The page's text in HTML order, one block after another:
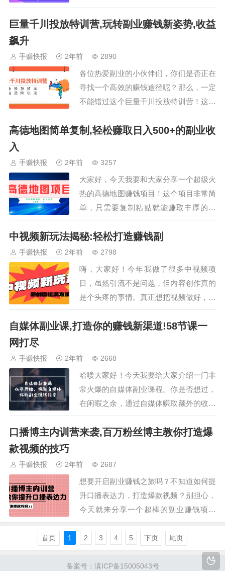
节，从策划、推广到成交，让你成为真正
的操盘手！课程共分为11节，每一节都涵
准定位目标用户、如何设计吸引人的直播
些内容对于想…
巨量千川投放特训营,玩转副业赚钱新姿势,收益
飙升
手赚快报 2年前 2890
各位热爱副业的小伙伴们，你们是否正在
寻找一个高效的赚钱途径呢？那么，一定
不能错过这个巨量千川投放特训营！这是
一个帮助你提升投放效率和收益的好机
会。无论是想要探索新副业的你，还是已
特训营中获得宝贵的经验和知识。在这五
地投放广告，提…
高德地图简单复制,轻松赚取日入500+的副业收
入
手赚快报 2年前 3257
大家好，今天我要和大家分享一个超级火
热的高德地图赚钱项目！这个项目非常简
单，只需要复制粘贴就能赚取丰厚的报
酬！高德地图为了吸引更多用户，推出了
激励计划。我们只需要复制粘贴相关信
息，就能轻松赚取4元的报酬。而且，这
个兼职操作简单易懂，只需要两分钟就能
完成一单。重要的是，你可以无限做单，
也就意味着日入5…
中视频新玩法揭秘:轻松打造赚钱副
手赚快报 2年前 2798
嗨，大家好！今年我做了很多中视频项
目，虽然引流不是问题，但内容创作真的
是个头疼的事情。真正想把视频做好，有
时得花上一整天的时间。所以，我一直在
研究有没有相对轻松，又能做出原创度极
索，确实有这样的领域适合我们操作！中
启原创之路吗？…
自媒体副业课,打造你的赚钱新渠道!58节课一
网打尽
手赚快报 2年前 2668
哈喽大家好！今天我要给大家介绍一门非
常火爆的自媒体副业课程。你是否想过，
在闲暇之余，通过自媒体赚取额外的收入
呢？这门课程将带你从零开始玩转自媒
体，让你的副业成为赚钱的主力军！这门
号注册、内容创作、平台运营、粉丝增长
机器。你将学到…
口播博主内训营来袭,百万粉丝博主教你打造爆
款视频的技巧
手赚快报 2年前 2687
想要开启副业赚钱之旅吗？不知道如何提
升口播表达力，打造爆款视频？别担心，
今天就来分享一个超棒的副业赚钱项目
中，你将跟随百万粉丝博主一起探索口播
技巧的秘密。你将学会如何提升自己的口
播表达力，吸引更多粉丝关注，轻松变现
首页 1 2 3 4 5 下页 尾页
备案号：滇ICP备15005043号